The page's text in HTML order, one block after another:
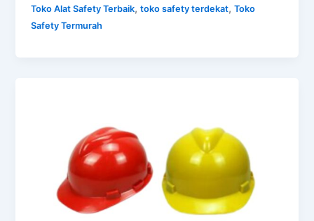
Toko Alat Safety Terbaik,toko safety terdekat,Toko
Safety Termurah